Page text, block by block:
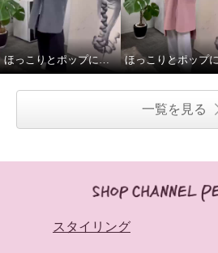
ほっこりとポップに冬を楽しことむコートスタイル
一覧を見る
スタイリング